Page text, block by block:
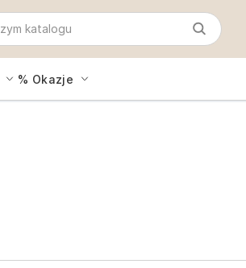
% Okazje